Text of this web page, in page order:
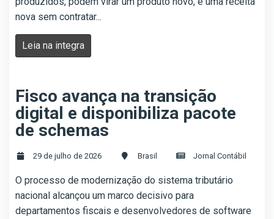
nova sem contratar...
Leia na integra
Fisco avança na transição
digital e disponibiliza pacote
de schemas
29 de julho de 2026 Brasil Jornal Contábil
O processo de modernização do sistema tributário
nacional alcançou um marco decisivo para
departamentos fiscais e desenvolvedores de software